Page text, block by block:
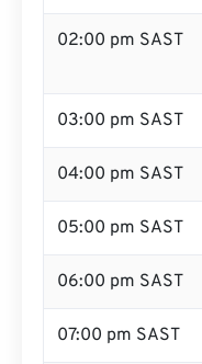
02:00 pm SAST
03:00 pm SAST
04:00 pm SAST
05:00 pm SAST
06:00 pm SAST
07:00 pm SAST